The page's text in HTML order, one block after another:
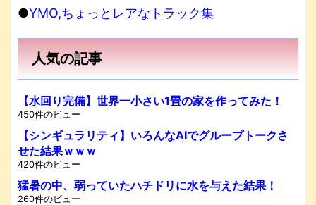
●YMO,ちょっとレアなトラック集
人気の記事
【水回り完備】世界一小さい1畳の家を作ってみた！
450件のビュー
【シンギュラリティ】いろんなAIでグループトークさ
せた結果ｗｗｗ
420件のビュー
猛暑の中、弱っていたハチドリに水を与えた結果！
260件のビュー